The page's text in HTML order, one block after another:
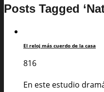
Posts Tagged
El reloj más cuerdo de la casa
816
En este estudio